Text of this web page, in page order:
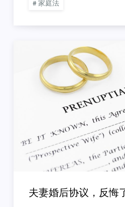
家庭法
夫妻婚后协议，反悔